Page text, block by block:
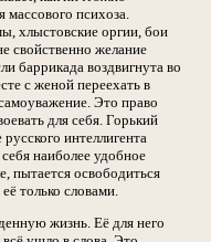
массового психоза.
хлыстовские оргии, бои
свойственно желание
баррикада воздвигнута во
с женой переехать в
Это право
для себя. Горький
интеллигента
наиболее удобное
пытается освободиться
только словами.
жизнь. Её для него